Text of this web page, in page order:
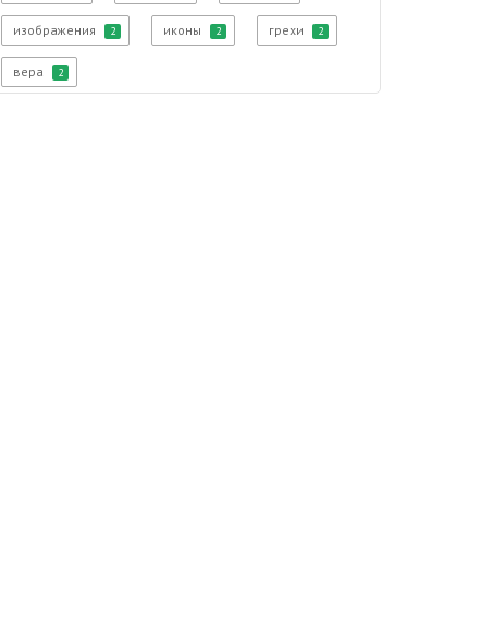
изображения 2 иконы 2 грехи 2
вера 2